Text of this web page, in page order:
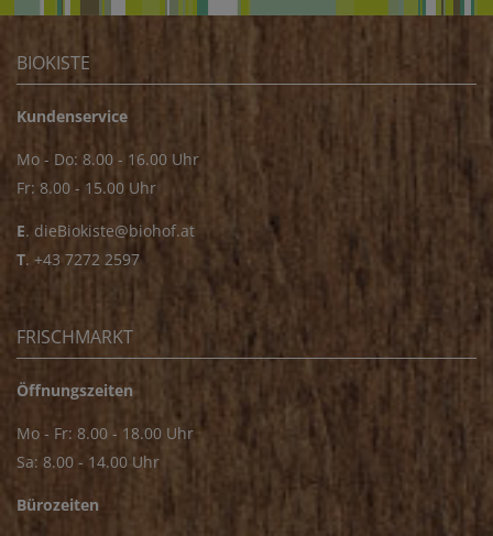
BIOKISTE
Kundenservice
Mo - Do: 8.00 - 16.00 Uhr
Fr: 8.00 - 15.00 Uhr
E. dieBiokiste@biohof.at
T. +43 7272 2597
FRISCHMARKT
Öffnungszeiten
Mo - Fr: 8.00 - 18.00 Uhr
Sa: 8.00 - 14.00 Uhr
Bürozeiten